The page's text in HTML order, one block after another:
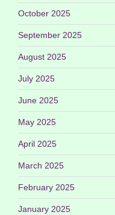
October 2025
September 2025
August 2025
July 2025
June 2025
May 2025
April 2025
March 2025
February 2025
January 2025